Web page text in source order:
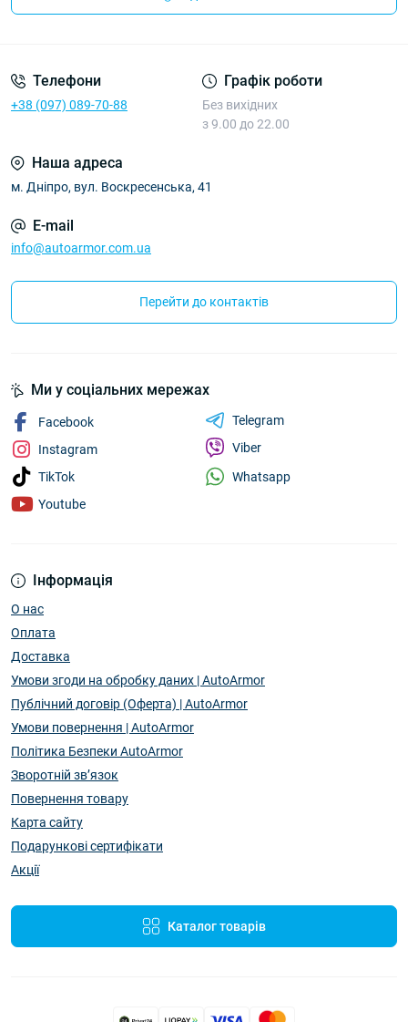
Телефони
+38 (097) 089-70-88
Графік роботи
Без вихідних
з 9.00 до 22.00
Наша адреса
м. Дніпро, вул. Воскресенська, 41
E-mail
info@autoarmor.com.ua
Перейти до контактів
Інформація
О нас
Оплата
Доставка
Умови згоди на обробку даних | AutoArmor
Публічний договір (Оферта) | AutoArmor
Умови повернення | AutoArmor
Політика Безпеки AutoArmor
Зворотній зв’язок
Повернення товару
Карта сайту
Подарункові сертифікати
Акції
Каталог товарів
Ми у соціальних мережах
Facebook
Instagram
TikTok
Youtube
Telegram
Viber
Whatsapp